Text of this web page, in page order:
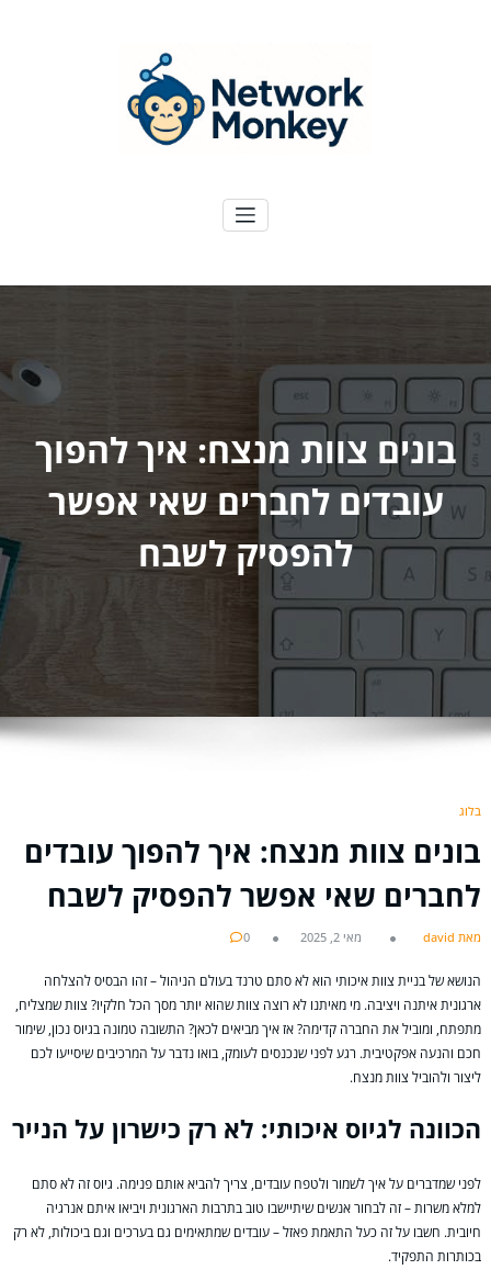
בונים צוות מנצח: איך להפוך
עובדים לחברים שאי אפשר
להפסיק לשבח
בלוג
בונים צוות מנצח: איך להפוך עובדים
לחברים שאי אפשר להפסיק לשבח
מאת david מאי 2, 2025 0
הנושא של בניית צוות איכותי הוא לא סתם טרנד בעולם הניהול – זהו הבסיס להצלחה
ארגונית איתנה ויציבה. מי מאיתנו לא רוצה צוות שהוא יותר מסך הכל חלקיו? צוות שמצליח,
מתפתח, ומוביל את החברה קדימה? אז איך מביאים לכאן? התשובה טמונה בגיוס נכון, שימור
חכם והנעה אפקטיבית. רגע לפני שנכנסים לעומק, בואו נדבר על המרכיבים שיסייעו לכם
ליצור ולהוביל צוות מנצח.
הכוונה לגיוס איכותי: לא רק כישרון על הנייר
לפני שמדברים על איך לשמור ולטפח עובדים, צריך להביא אותם פנימה. גיוס זה לא סתם
למלא משרות – זה לבחור אנשים שיתיישבו טוב בתרבות הארגונית ויביאו איתם אנרגיה
חיובית. חשבו על זה כעל התאמת פאזל – עובדים שמתאימים גם בערכים וגם ביכולות, לא רק
בכותרות התפקיד.